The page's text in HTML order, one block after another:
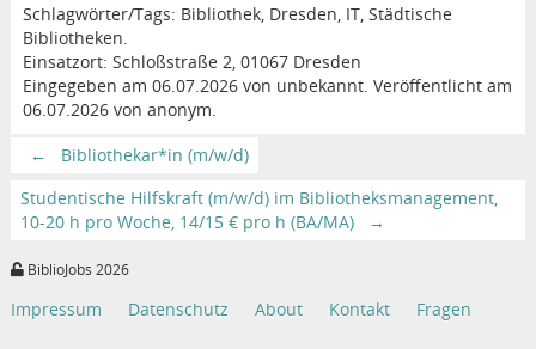
Schlagwörter/Tags: Bibliothek, Dresden, IT, Städtische
Bibliotheken.
Einsatzort: Schloßstraße 2, 01067 Dresden
Eingegeben am 06.07.2026 von unbekannt. Veröffentlicht am
06.07.2026 von anonym.
←
Bibliothekar*in (m/w/d)
Studentische Hilfskraft (m/w/d) im Bibliotheksmanagement,
10-20 h pro Woche, 14/15 € pro h (BA/MA)
→
BiblioJobs 2026
Impressum Datenschutz About Kontakt Fragen